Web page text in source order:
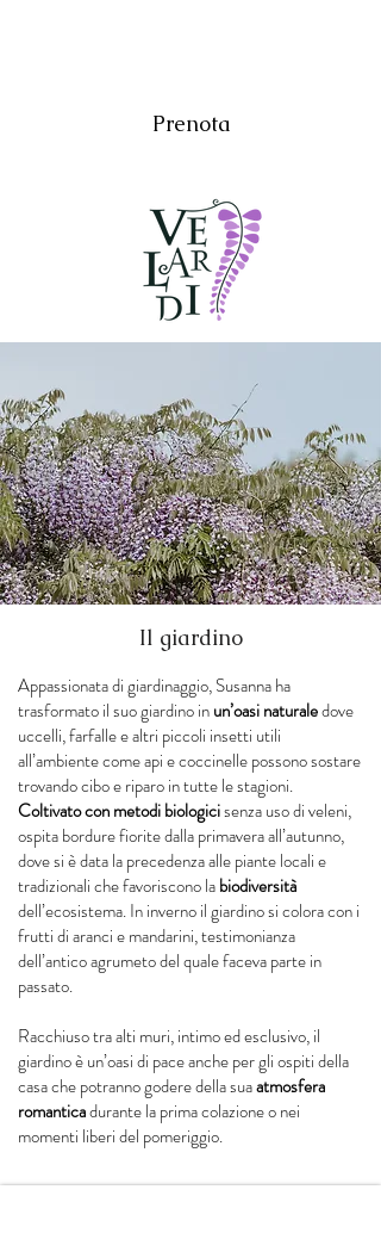
Prenota
Il giardino
Appassionata di giardinaggio, Susanna ha
trasformato il suo giardino inun’oasi naturaledove
uccelli, farfalle e altri piccoli insetti utili
all’ambiente come api e coccinelle possono sostare
trovando cibo e riparo in tutte le stagioni.
Coltivato con metodi biologicisenza uso di veleni,
ospita bordure fiorite dalla primavera all’autunno,
dove si è data la precedenza alle piante locali e
tradizionali che favoriscono labiodiversità
dell’ecosistema. In inverno il giardino si colora con i
frutti di aranci e mandarini, testimonianza
dell’antico agrumeto del quale faceva parte in
passato.
Racchiuso tra alti muri, intimo ed esclusivo, il
giardino è un’oasi di pace anche per gli ospiti della
casa che potranno godere della suaatmosfera
romanticadurante la prima colazione o nei
momenti liberi del pomeriggio.